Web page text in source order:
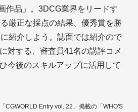
作品」。3DCG業界をリードす
厳正な採点の結果、優秀賞を勝
紹介しよう。誌面では紹介ので
対する、審査員41名の講評コメ
今後のスキルアップに活用して
CGWORLD Entry vol. 22」掲載の「WHO'S